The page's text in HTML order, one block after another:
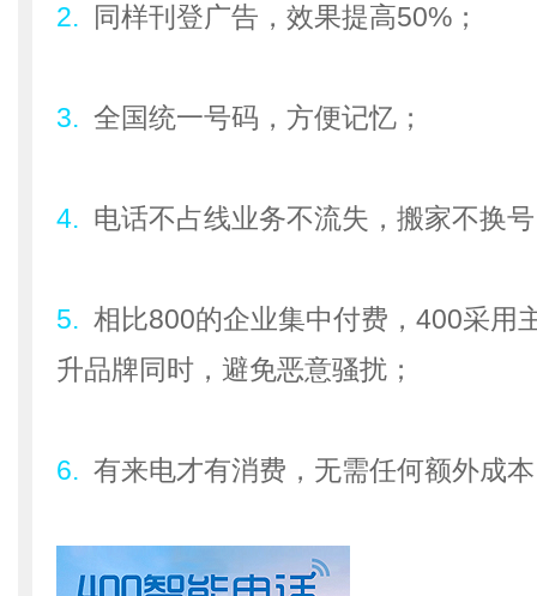
2. 同样刊登广告，效果提高50%；
3. 全国统一号码，方便记忆；
4. 电话不占线业务不流失，搬家不换
5. 相比800的企业集中付费，400采用
升品牌同时，避免恶意骚扰；
6. 有来电才有消费，无需任何额外成